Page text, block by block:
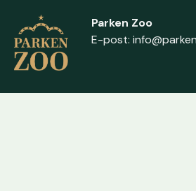
Parken Zoo
E-post: